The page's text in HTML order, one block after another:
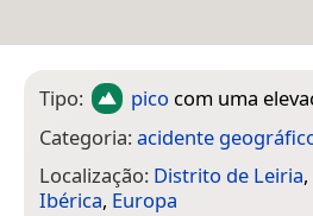
Tipo: pico com uma
Categoria:acidente
Localização: Distrito de Leiria,
Ibérica, Europa